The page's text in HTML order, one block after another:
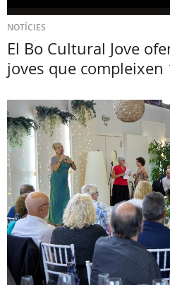
NOTÍCIES
El Bo Cultural Jove
joves que compleixen